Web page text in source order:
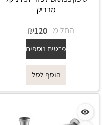
מבריק
החל מ- ₪120
פרטים נוספים
הוסף לסל